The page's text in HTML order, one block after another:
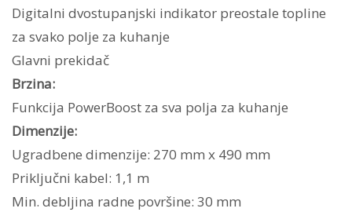
Digitalni dvostupanjski indikator preostale topline
za svako polje za kuhanje
Glavni prekidač
Brzina:
Funkcija PowerBoost za sva polja za kuhanje
Dimenzije:
Ugradbene dimenzije: 270 mm x 490 mm
Priključni kabel: 1,1 m
Min. debljina radne površine: 30 mm